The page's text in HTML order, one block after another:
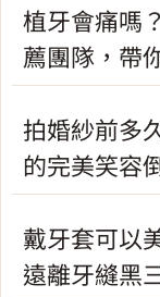
植牙會痛嗎
薦團隊，帶
拍婚紗前多
的完美笑容
戴牙套可以
遠離牙縫黑